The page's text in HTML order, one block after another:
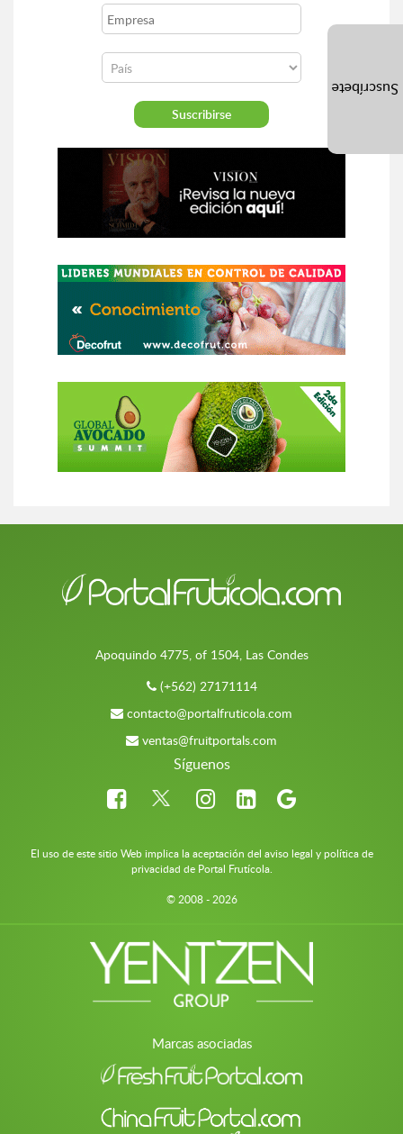
Apoquindo 4775, of 1504, Las Condes
(+562) 27171114
contacto@portalfruticola.com
ventas@fruitportals.com
Síguenos
El uso de este sitio Web implica la aceptación del aviso legal y política de
privacidad de Portal Frutícola.
© 2008 - 2026
Marcas asociadas
Suscríbete